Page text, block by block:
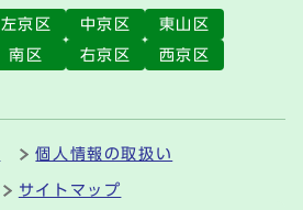
左京区 中京区
東山区
南区 右京区
西京区
個人情報の取扱い
サイトマップ